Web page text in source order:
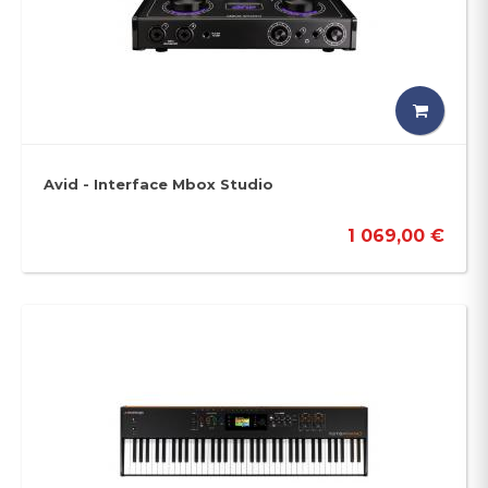
Avid - Interface Mbox Studio
1 069,00 €